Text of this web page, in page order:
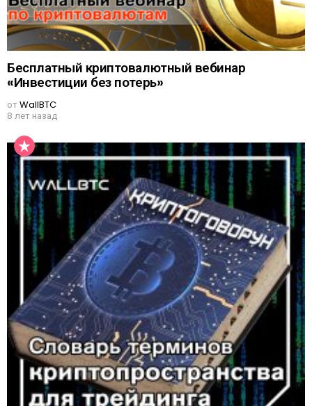
Бесплатный криптовалютный вебинар
«Инвестиции без потерь»
отWallBTC
8 лет назад